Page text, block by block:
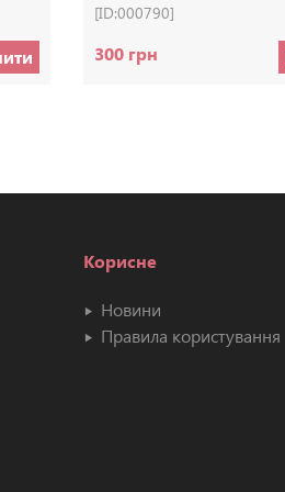
[ID:000790]
300 грн
Корисне
Новини
Правила користування